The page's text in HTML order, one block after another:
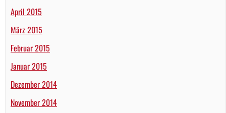
April 2015
März 2015
Februar 2015
Januar 2015
Dezember 2014
November 2014